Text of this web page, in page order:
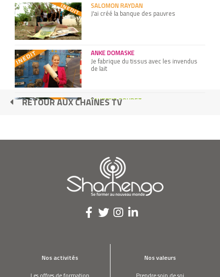
SALOMON RAYDAN
J'ai créé la banque des pauvres
ANKE DOMASKE
Je fabrique du tissus avec les invendus
de lait
LAURENT GOUDET
Je construis des maisons en béton
J’ai créé les flash mob
JOSH NESBIT
portable
JANOS TERBE
RETOUR AUX CHAÎNES TV
Nos activités
Les offres de formation
Nos valeurs
Prendre soin de soi